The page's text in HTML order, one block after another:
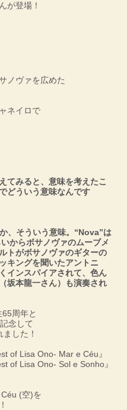
が登場！
ノヴァを広めた
ネイロで
てみると、意味を考えたこ
どういう意味なんです
、そういう意味。“Nova”は
からボサノヴァのムーブメ
トがボサノヴァのギターの
キングを聞いたアントニ
インスパイアされて、色ん
坂本龍一さん）も演奏され
周年と
念して
した！
of Lisa Ono- Mar e Céu』
of Lisa Ono- Sol e Sonho』
(空)を